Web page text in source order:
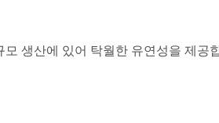
생산에 있어 탁월한 유연성을 제공